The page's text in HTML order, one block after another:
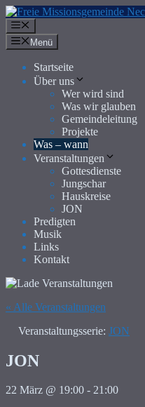
Zum
Inhalt
springen
Menü
Startseite
Über uns
Wer wird sind
Was wir glauben
Gemeindeleitung
Projekte
Was – wann
Veranstaltungen
Gottesdienste
Jungschar
Hauskreise
JON
Predigten
Musik
Links
Kontakt
« Alle Veranstaltungen
Veranstaltungsserie: JON
JON
22 März @ 19:00 - 21:00